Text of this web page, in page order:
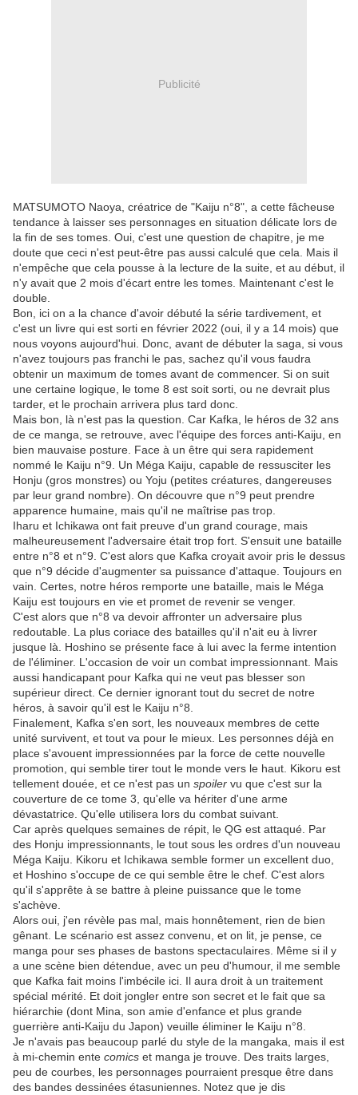
Publicité
MATSUMOTO Naoya, créatrice de "Kaiju n°8", a cette fâcheuse
tendance à laisser ses personnages en situation délicate lors de
la fin de ses tomes. Oui, c'est une question de chapitre, je me
doute que ceci n'est peut-être pas aussi calculé que cela. Mais il
n'empêche que cela pousse à la lecture de la suite, et au début, il
n'y avait que 2 mois d'écart entre les tomes. Maintenant c'est le
double.
Bon, ici on a la chance d'avoir débuté la série tardivement, et
c'est un livre qui est sorti en février 2022 (oui, il y a 14 mois) que
nous voyons aujourd'hui. Donc, avant de débuter la saga, si vous
n'avez toujours pas franchi le pas, sachez qu'il vous faudra
obtenir un maximum de tomes avant de commencer. Si on suit
une certaine logique, le tome 8 est soit sorti, ou ne devrait plus
tarder, et le prochain arrivera plus tard donc.
Mais bon, là n'est pas la question. Car Kafka, le héros de 32 ans
de ce manga, se retrouve, avec l'équipe des forces anti-Kaiju, en
bien mauvaise posture. Face à un être qui sera rapidement
nommé le Kaiju n°9. Un Méga Kaiju, capable de ressusciter les
Honju (gros monstres) ou Yoju (petites créatures, dangereuses
par leur grand nombre). On découvre que n°9 peut prendre
apparence humaine, mais qu'il ne maîtrise pas trop.
Iharu et Ichikawa ont fait preuve d'un grand courage, mais
malheureusement l'adversaire était trop fort. S'ensuit une bataille
entre n°8 et n°9. C'est alors que Kafka croyait avoir pris le dessus
que n°9 décide d'augmenter sa puissance d'attaque. Toujours en
vain. Certes, notre héros remporte une bataille, mais le Méga
Kaiju est toujours en vie et promet de revenir se venger.
C'est alors que n°8 va devoir affronter un adversaire plus
redoutable. La plus coriace des batailles qu'il n'ait eu à livrer
jusque là. Hoshino se présente face à lui avec la ferme intention
de l'éliminer. L'occasion de voir un combat impressionnant. Mais
aussi handicapant pour Kafka qui ne veut pas blesser son
supérieur direct. Ce dernier ignorant tout du secret de notre
héros, à savoir qu'il est le Kaiju n°8.
Finalement, Kafka s'en sort, les nouveaux membres de cette
unité survivent, et tout va pour le mieux. Les personnes déjà en
place s'avouent impressionnées par la force de cette nouvelle
promotion, qui semble tirer tout le monde vers le haut. Kikoru est
tellement douée, et ce n'est pas un spoiler vu que c'est sur la
couverture de ce tome 3, qu'elle va hériter d'une arme
dévastatrice. Qu'elle utilisera lors du combat suivant.
Car après quelques semaines de répit, le QG est attaqué. Par
des Honju impressionnants, le tout sous les ordres d'un nouveau
Méga Kaiju. Kikoru et Ichikawa semble former un excellent duo,
et Hoshino s'occupe de ce qui semble être le chef. C'est alors
qu'il s'apprête à se battre à pleine puissance que le tome
s'achève.
Alors oui, j'en révèle pas mal, mais honnêtement, rien de bien
gênant. Le scénario est assez convenu, et on lit, je pense, ce
manga pour ses phases de bastons spectaculaires. Même si il y
a une scène bien détendue, avec un peu d'humour, il me semble
que Kafka fait moins l'imbécile ici. Il aura droit à un traitement
spécial mérité. Et doit jongler entre son secret et le fait que sa
hiérarchie (dont Mina, son amie d'enfance et plus grande
guerrière anti-Kaiju du Japon) veuille éliminer le Kaiju n°8.
Je n'avais pas beaucoup parlé du style de la mangaka, mais il est
à mi-chemin ente comics et manga je trouve. Des traits larges,
peu de courbes, les personnages pourraient presque être dans
des bandes dessinées étasuniennes. Notez que je dis